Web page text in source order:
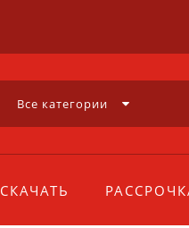
Все категории
СКАЧАТЬ